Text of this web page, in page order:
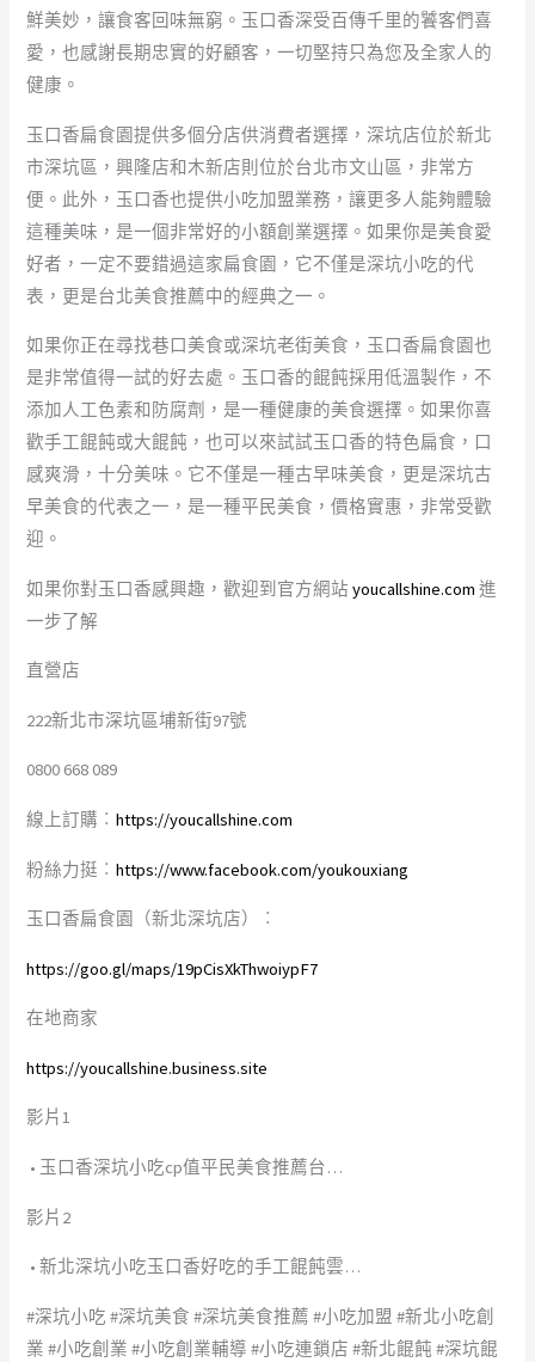
鮮美妙，讓食客回味無窮。玉口香深受百傳千里的饕客們喜
愛，也感謝長期忠實的好顧客，一切堅持只為您及全家人的
健康。
玉口香扁食園提供多個分店供消費者選擇，深坑店位於新北
市深坑區，興隆店和木新店則位於台北市文山區，非常方
便。此外，玉口香也提供小吃加盟業務，讓更多人能夠體驗
這種美味，是一個非常好的小額創業選擇。如果你是美食愛
好者，一定不要錯過這家扁食園，它不僅是深坑小吃的代
表，更是台北美食推薦中的經典之一。
如果你正在尋找巷口美食或深坑老街美食，玉口香扁食園也
是非常值得一試的好去處。玉口香的餛飩採用低溫製作，不
添加人工色素和防腐劑，是一種健康的美食選擇。如果你喜
歡手工餛飩或大餛飩，也可以來試試玉口香的特色扁食，口
感爽滑，十分美味。它不僅是一種古早味美食，更是深坑古
早美食的代表之一，是一種平民美食，價格實惠，非常受歡
迎。
如果你對玉口香感興趣，歡迎到官方網站youcallshine.com 進
一步了解
直營店
222新北市深坑區埔新街97號
0800 668 089
線上訂購︰https://youcallshine.com
粉絲力挺︰https://www.facebook.com/youkouxiang
玉口香扁食園（新北深坑店）︰
https://goo.gl/maps/19pCisXkThwoiypF7
在地商家
https://youcallshine.business.site
影片1
• 玉口香深坑小吃cp值平民美食推薦台…
影片2
• 新北深坑小吃玉口香好吃的手工餛飩雲…
#深坑小吃 #深坑美食 #深坑美食推薦 #小吃加盟 #新北小吃創
業 #小吃創業 #小吃創業輔導 #小吃連鎖店 #新北餛飩 #深坑餛